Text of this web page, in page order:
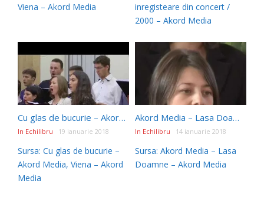
Viena – Akord Media
inregisteare din concert /
2000 – Akord Media
Cu glas de bucurie – Akord Media, Viena
In Echilibru 19 ianuarie 2018
Sursa: Cu glas de bucurie –
Akord Media, Viena – Akord
Media
Akord Media – Lasa Doamne
In Echilibru 14 ianuarie 2018
Sursa: Akord Media – Lasa
Doamne – Akord Media